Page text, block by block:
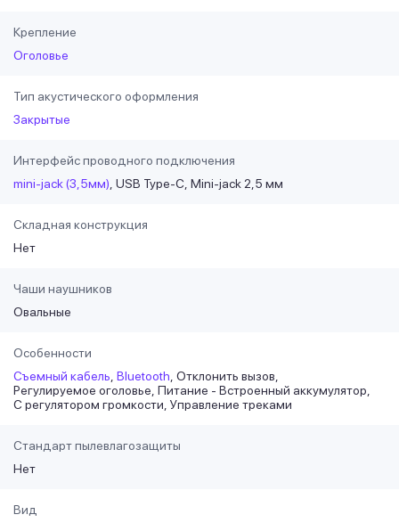
Крепление
Оголовье
Тип акустического оформления
Закрытые
Интерфейс проводного подключения
mini-jack (3,5мм) USB Type-C Mini-jack 2,5 мм
Складная конструкция
Нет
Чаши наушников
Овальные
Особенности
Съемный кабель Bluetooth Отклонить вызов
Регулируемое оголовье Питание - Встроенный аккумулятор
С регулятором громкости Управление треками
Стандарт пылевлагозащиты
Нет
Вид